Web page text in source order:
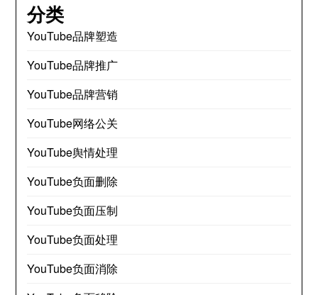
分类
YouTube品牌塑造
YouTube品牌推广
YouTube品牌营销
YouTube网络公关
YouTube舆情处理
YouTube负面删除
YouTube负面压制
YouTube负面处理
YouTube负面消除